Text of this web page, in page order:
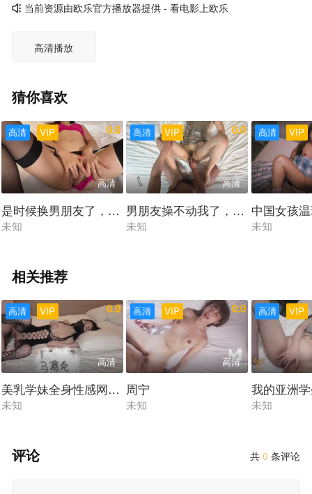
当前资源由欧乐官方播放器提供 - 看电影上欧乐
高清播放
猜你喜欢
VIP
高清 0.0
高清
是时候换男朋友了，他太软了
未知
VIP
高清 0.0
高清
男朋友操不动我了，全网征集新男
未知
VIP
高清
中国女孩
未知
相关推荐
VIP
高清 0.0
高清
美乳学妹全身性感网袜酒店内足交做爱
未知
VIP
高清 0.0
高清
周宁
未知
VIP
高清
我的亚洲
未知
共0 条评论
评论